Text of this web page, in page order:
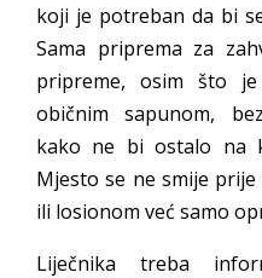
koji je potreban da bi
Sama priprema za
pripreme, osim što
običnim sapunom,
kako ne bi ostalo na
Mjesto se ne smije
ili losionom već samo
Liječnika treba